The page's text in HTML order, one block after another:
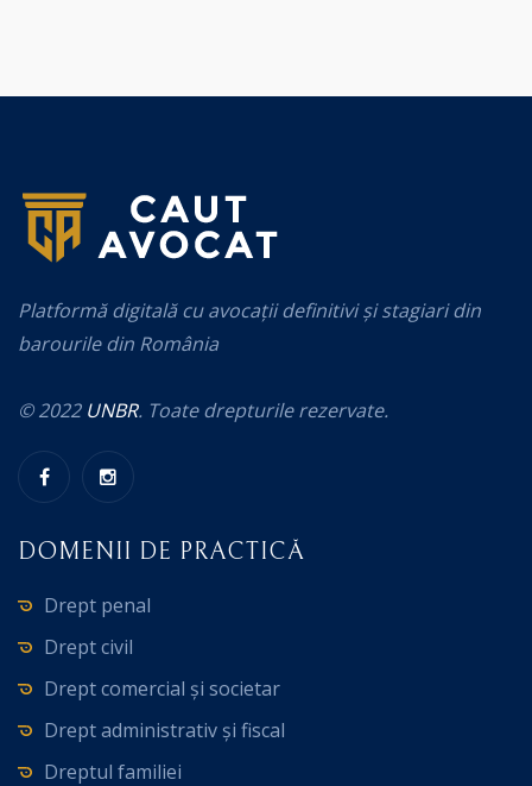
Platformă digitală cu avocații definitivi și stagiari din
barourile din România
© 2022 UNBR. Toate drepturile rezervate.
DOMENII DE PRACTICĂ
Drept penal
Drept civil
Drept comercial și societar
Drept administrativ și fiscal
Dreptul familiei